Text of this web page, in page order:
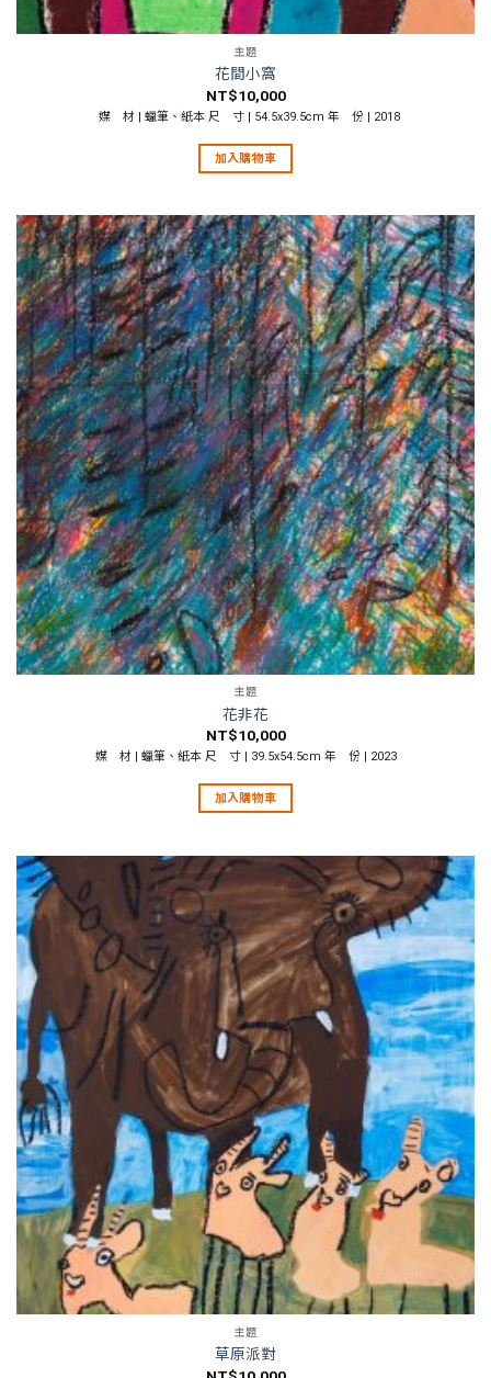
主題
花間小窩
NT$10,000
媒 材 | 蠟筆、紙本 尺 寸 | 54.5x39.5cm 年 份 | 2018
加入購物車
主題
花非花
NT$10,000
媒 材 | 蠟筆、紙本 尺 寸 | 39.5x54.5cm 年 份 | 2023
加入購物車
主題
草原派對